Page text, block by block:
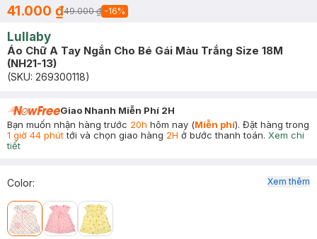
41.000 ₫49.000 ₫ -16%
Lullaby
Áo Chữ A Tay Ngắn Cho Bé Gái Màu Trắng Size 18M
(NH21-13)
(SKU: 269300118)
Giao Nhanh Miễn Phí 2H
Bạn muốn nhận hàng trước 20h hôm nay (Miễn phí). Đặt hàng trong
1 giờ 44 phúttới và chọn giao hàng 2H ở bước thanh toán. Xem chi
tiết
Color: Xem thêm